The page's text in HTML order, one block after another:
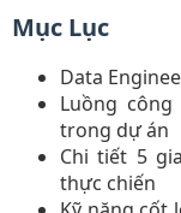
Mục Lục
Data
Luồng
trong dự án
Chi tiết 5
thực chiến